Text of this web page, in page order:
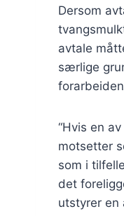
Dersom
avtale
særlige
“Hvis en
motsetter
som i
det
utstyrer en